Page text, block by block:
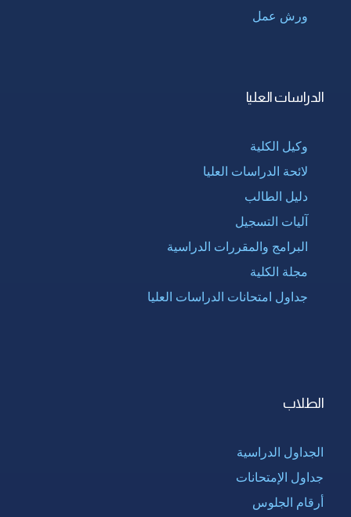
ورش عمل
الدراسات العليا
وكيل الكلية
لائحة الدراسات العليا
دليل الطالب
آليات التسجيل
البرامج والمقررات الدراسية
مجلة الكلية
جداول امتحانات الدراسات العليا
الطلاب
الجداول الدراسية
جداول الإمتحانات
أرقام الجلوس